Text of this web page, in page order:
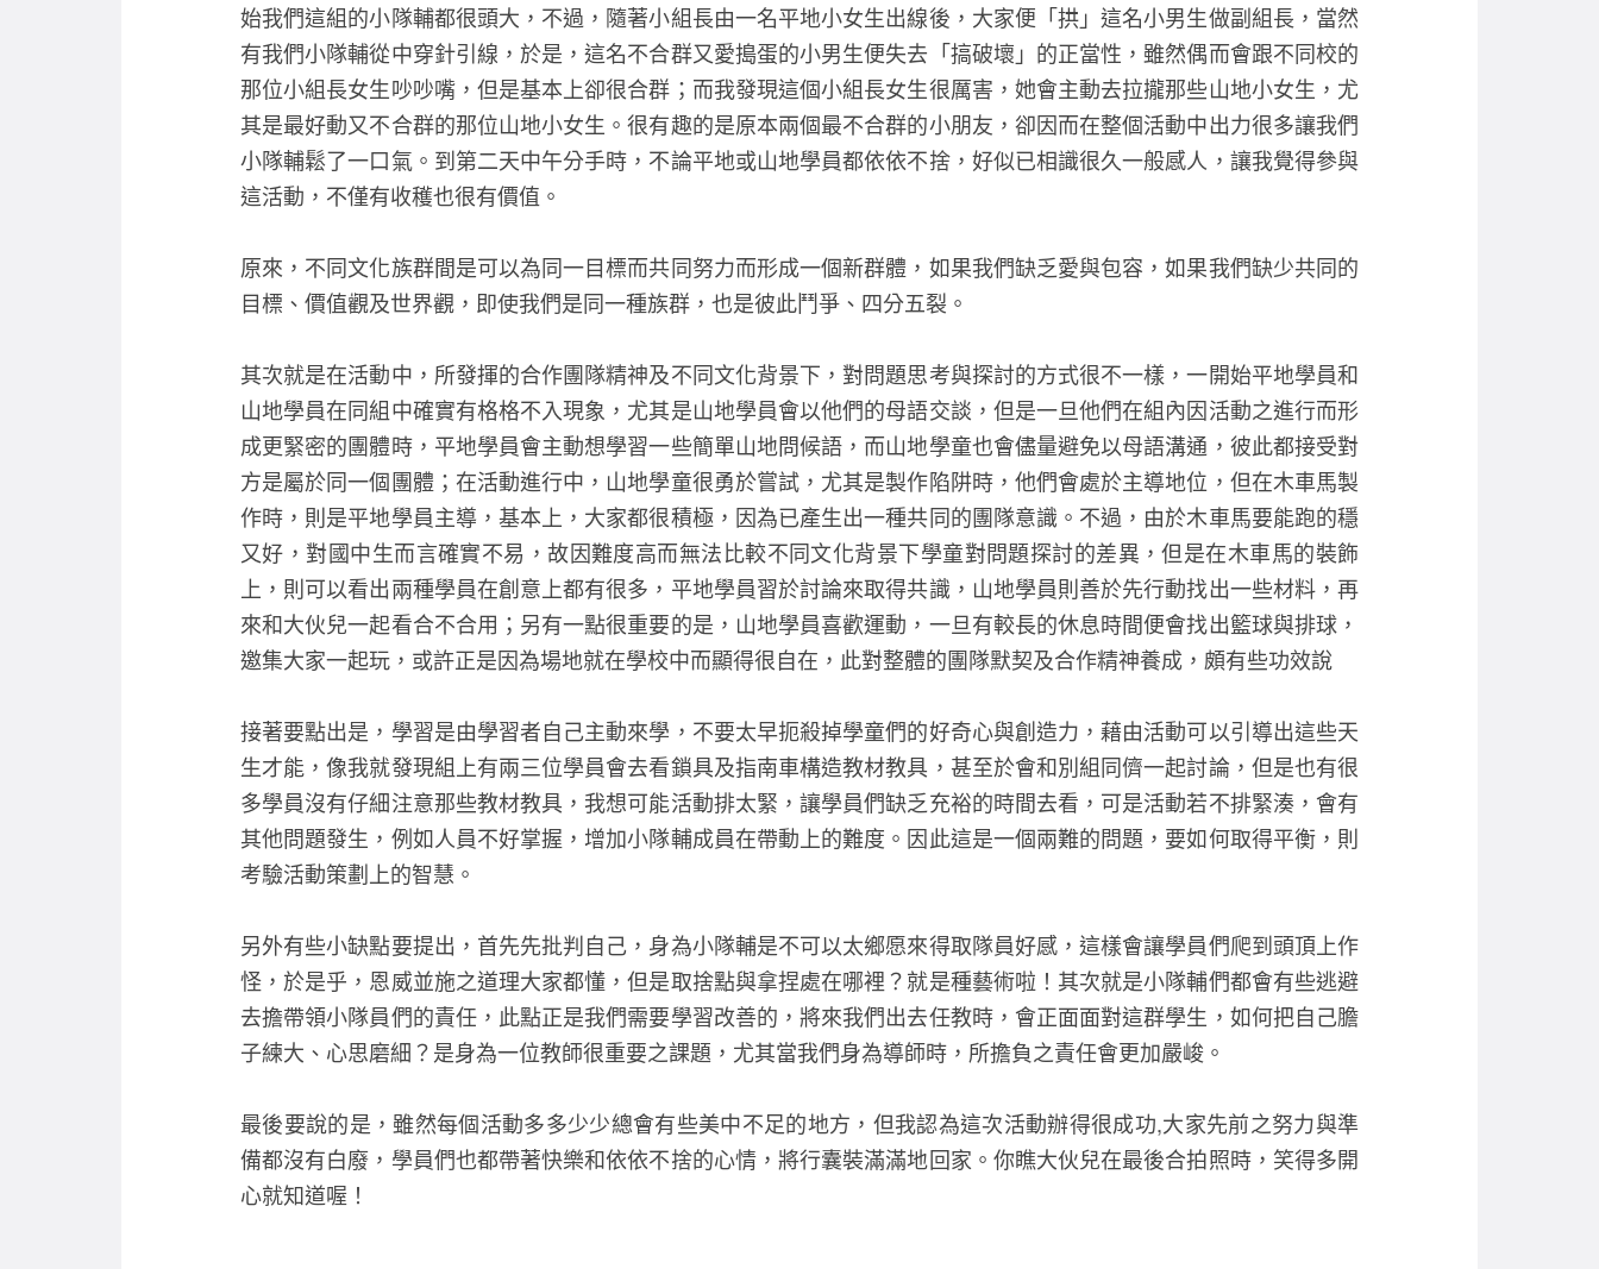
始我們這組的小隊輔都很頭大，不過，隨著小組長由一名平地小女生出線後，大家便「拱」這名小男生做副組長，當然
有我們小隊輔從中穿針引線，於是，這名不合群又愛搗蛋的小男生便失去「搞破壞」的正當性，雖然偶而會跟不同校的
那位小組長女生吵吵嘴，但是基本上卻很合群；而我發現這個小組長女生很厲害，她會主動去拉攏那些山地小女生，尤
其是最好動又不合群的那位山地小女生。很有趣的是原本兩個最不合群的小朋友，卻因而在整個活動中出力很多讓我們
小隊輔鬆了一口氣。到第二天中午分手時，不論平地或山地學員都依依不捨，好似已相識很久一般感人，讓我覺得參與
這活動，不僅有收穫也很有價值。
原來，不同文化族群間是可以為同一目標而共同努力而形成一個新群體，如果我們缺乏愛與包容，如果我們缺少共同的
目標、價值觀及世界觀，即使我們是同一種族群，也是彼此鬥爭、四分五裂。
其次就是在活動中，所發揮的合作團隊精神及不同文化背景下，對問題思考與探討的方式很不一樣，一開始平地學員和
山地學員在同組中確實有格格不入現象，尤其是山地學員會以他們的母語交談，但是一旦他們在組內因活動之進行而形
成更緊密的團體時，平地學員會主動想學習一些簡單山地問候語，而山地學童也會儘量避免以母語溝通，彼此都接受對
方是屬於同一個團體；在活動進行中，山地學童很勇於嘗試，尤其是製作陷阱時，他們會處於主導地位，但在木車馬製
作時，則是平地學員主導，基本上，大家都很積極，因為已產生出一種共同的團隊意識。不過，由於木車馬要能跑的穩
又好，對國中生而言確實不易，故因難度高而無法比較不同文化背景下學童對問題探討的差異，但是在木車馬的裝飾
上，則可以看出兩種學員在創意上都有很多，平地學員習於討論來取得共識，山地學員則善於先行動找出一些材料，再
來和大伙兒一起看合不合用；另有一點很重要的是，山地學員喜歡運動，一旦有較長的休息時間便會找出籃球與排球，
邀集大家一起玩，或許正是因為場地就在學校中而顯得很自在，此對整體的團隊默契及合作精神養成，頗有些功效說
接著要點出是，學習是由學習者自己主動來學，不要太早扼殺掉學童們的好奇心與創造力，藉由活動可以引導出這些天
生才能，像我就發現組上有兩三位學員會去看鎖具及指南車構造教材教具，甚至於會和別組同儕一起討論，但是也有很
多學員沒有仔細注意那些教材教具，我想可能活動排太緊，讓學員們缺乏充裕的時間去看，可是活動若不排緊湊，會有
其他問題發生，例如人員不好掌握，增加小隊輔成員在帶動上的難度。因此這是一個兩難的問題，要如何取得平衡，則
考驗活動策劃上的智慧。
另外有些小缺點要提出，首先先批判自己，身為小隊輔是不可以太鄉愿來得取隊員好感，這樣會讓學員們爬到頭頂上作
怪，於是乎，恩威並施之道理大家都懂，但是取捨點與拿捏處在哪裡？就是種藝術啦！其次就是小隊輔們都會有些逃避
去擔帶領小隊員們的責任，此點正是我們需要學習改善的，將來我們出去任教時，會正面面對這群學生，如何把自己膽
子練大、心思磨細？是身為一位教師很重要之課題，尤其當我們身為導師時，所擔負之責任會更加嚴峻。
最後要說的是，雖然每個活動多多少少總會有些美中不足的地方，但我認為這次活動辦得很成功,大家先前之努力與準
備都沒有白廢，學員們也都帶著快樂和依依不捨的心情，將行囊裝滿滿地回家。你瞧大伙兒在最後合拍照時，笑得多開
心就知道喔！